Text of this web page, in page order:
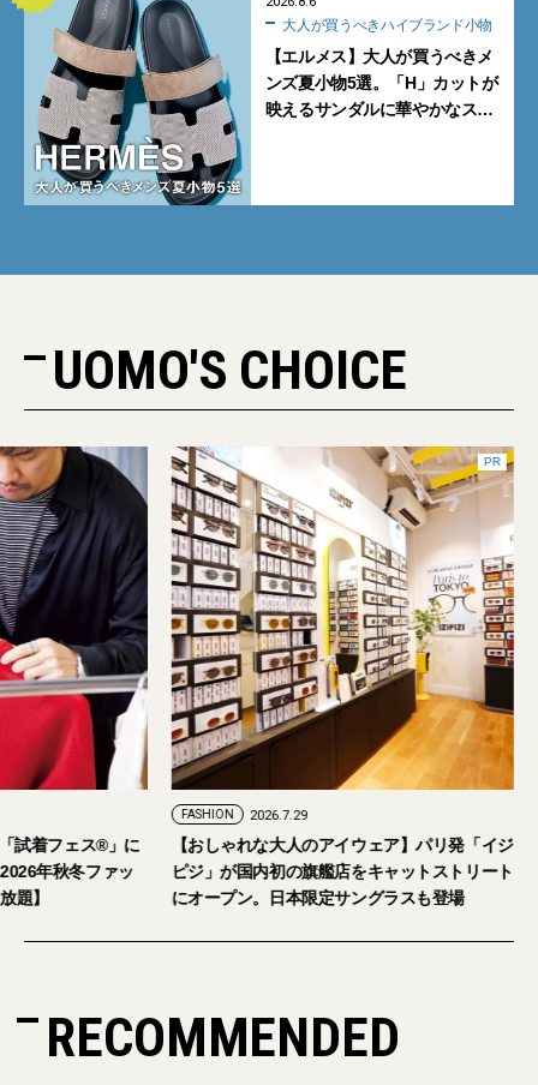
大人が買うべきハイブランド小物
【エルメス】大人が買うべきメ
ンズ夏小物5選。「H」カットが
映えるサンダルに華やかなス
UOMO'S CHOICE
2026年9月5日・6日開催。「試着フェス®︎」に
読者の皆さまをご招待。【2026年秋冬ファッ
ション＆美容アイテム試し放題】
【おしゃれな大人
ピジ」が国内初の
にオープン。日本
RECOMMENDED